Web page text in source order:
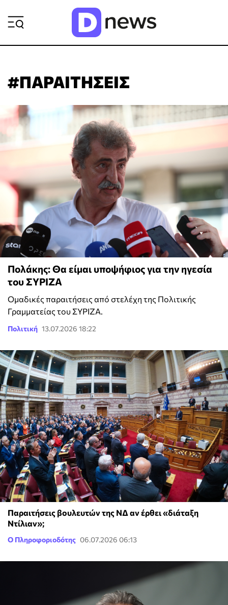
#ΠΑΡΑΙΤΗΣΕΙΣ
Πολάκης: Θα είμαι υποψήφιος για την ηγεσία
του ΣΥΡΙΖΑ
Ομαδικές παραιτήσεις από στελέχη της Πολιτικής
Γραμματείας του ΣΥΡΙΖΑ.
Πολιτική 13.07.2026 18:22
Παραιτήσεις βουλευτών της ΝΔ αν έρθει «διάταξη
Ντίλιαν»;
Ο Πληροφοριοδότης 06.07.2026 06:13